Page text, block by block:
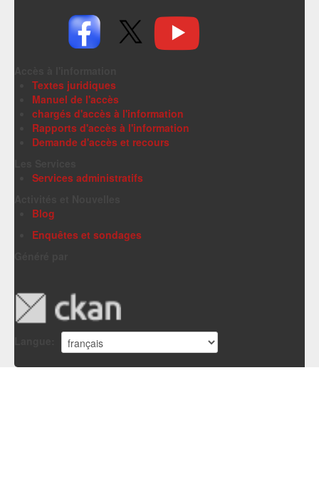
Textes juridiques
Manuel de l'accès
chargés d'accès à l'information
Rapports d'accès à l'information
Demande d'accès et recours
Services administratifs
Blog
Enquêtes et sondages